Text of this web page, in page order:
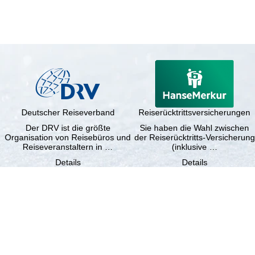
Deutscher Reiseverband
Der DRV ist die größte
Organisation von Reisebüros und
Reiseveranstaltern in …
Details
Reiserücktrittsversicherungen
Sie haben die Wahl zwischen
der Reiserücktritts-Versicherung
(inklusive …
Details